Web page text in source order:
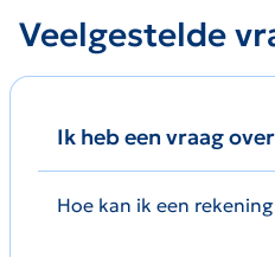
Veelgestelde
Ik heb een vraag
Hoe kan ik een